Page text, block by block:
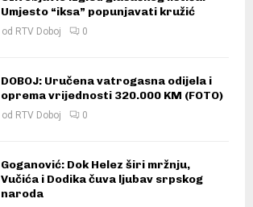
Umjesto “iksa” popunjavati kružić
od RTV Doboj 0
DOBOJ: Uručena vatrogasna odijela i
oprema vrijednosti 320.000 KM (FOTO)
od RTV Doboj 0
Goganović: Dok Helez širi mržnju,
Vučića i Dodika čuva ljubav srpskog
naroda